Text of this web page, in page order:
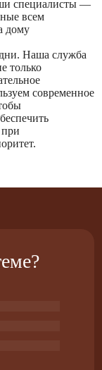
специалисты —
всем
дому
Наша служба
только
современное
при